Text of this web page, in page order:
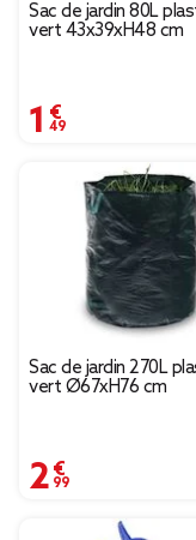
Sac de jardin 80L
vert 43x39xH48 cm
1,49 €
Sac de jardin 270L
vert Ø67xH76 cm
2,99 €